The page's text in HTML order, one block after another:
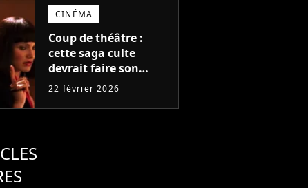
CINÉMA
Coup de théâtre :
cette saga culte
devrait faire son
grand retour après
d'absence, avec les
22 février 2026